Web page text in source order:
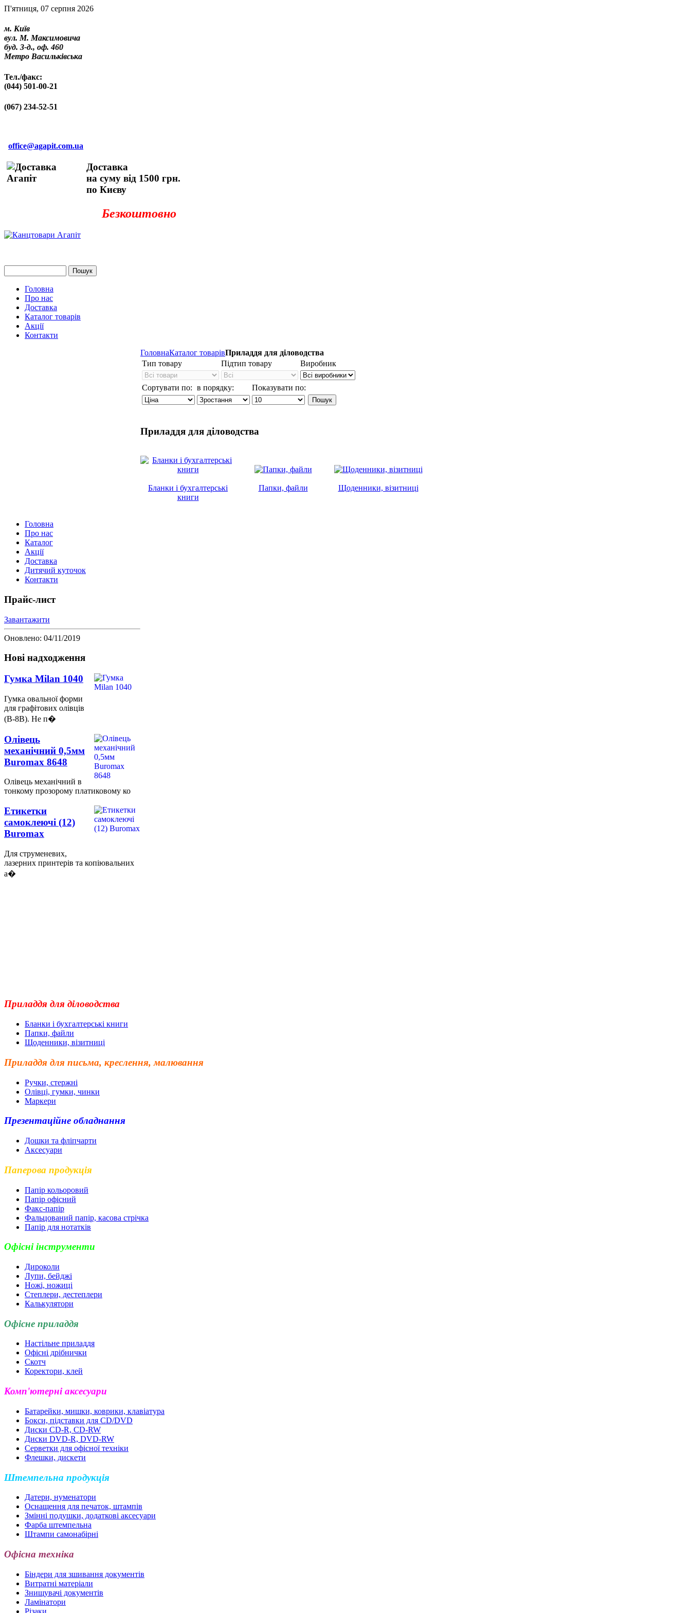
П'ятниця, 07 серпня 2026
м. Київ
вул. М. Максимовича
буд. 3-д., оф. 460
Метро Васильківська
Тел./факс:
(044) 501-00-21
(067) 234-52-51
office@agapit.com.ua
Доставка
на суму від 1500 грн.
по Києву
Безкоштовно
Головна
Про нас
Доставка
Каталог товарів
Акції
Контакти
ГоловнаКаталог товарівПриладдя для діловодства
Тип товару
Підтип товару Виробник
Сортувати по: в порядку: Показувати по:
Приладдя для діловодства
Бланки і бухгалтерські
книги
Папки, файли Щоденники, візитниці
Головна
Про нас
Каталог
Акції
Доставка
Дитячий куточок
Контакти
Прайс-лист
Завантажити
Оновлено: 04/11/2019
Нові надходження
Гумка Milan 1040
Гумка овальної форми
для графітових олівців
(В-8В). Не п�
Олівець
механічний 0,5мм
Buromax 8648
Олівець механічний в
тонкому прозорому платиковому ко
Етикетки
самоклеючі (12)
Buromax
Для струменевих,
лазерних принтерів та копіювальних
а�
Приладдя для діловодства
Бланки і бухгалтерські книги
Папки, файли
Щоденники, візитниці
Приладдя для письма, креслення, малювання
Ручки, стержні
Олівці, гумки, чинки
Маркери
Презентаційне обладнання
Дошки та фліпчарти
Аксесуари
Паперова продукція
Папір кольоровий
Папір офісний
Факс-папір
Фальцований папір, касова стрічка
Папір для нотатків
Офісні інструменти
Дироколи
Лупи, бейджі
Ножі, ножиці
Степлери, дестеплери
Калькулятори
Офісне приладдя
Настільне приладдя
Офісні дрібнички
Скотч
Коректори, клей
Комп'ютерні аксесуари
Батарейки, мишки, коврики, клавіатура
Бокси, підставки для CD/DVD
Диски CD-R, CD-RW
Диски DVD-R, DVD-RW
Серветки для офісної техніки
Флешки, дискети
Штемпельна продукція
Датери, нуменатори
Оснащення для печаток, штампів
Змінні подушки, додаткові аксесуари
Фарба штемпельна
Штампи самонабірні
Офісна техніка
Біндери для зшивання документів
Витратні матеріали
Знищувачі документів
Ламінатори
Різаки